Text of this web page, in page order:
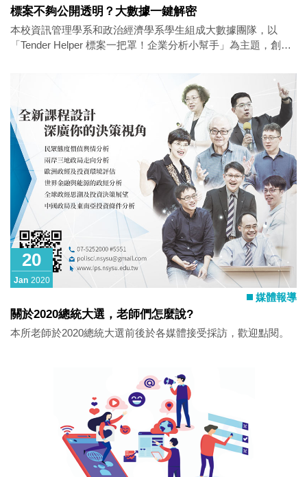
標案不夠公開透明？大數據一鍵解密
本校資訊管理學系和政治經濟學系學生組成大數據團隊，以
「Tender Helper 標案一把罩！企業分析小幫手」為主題，創建
20
Jan 2020
媒體報導
關於2020總統大選，老師們怎麼說?
本所老師於2020總統大選前後於各媒體接受採訪，歡迎點閱。